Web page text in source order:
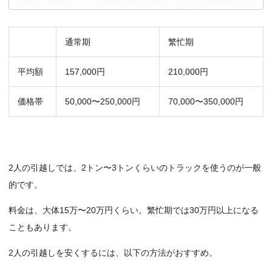
通常期 繁忙期
平均額 157,000円 210,000円
価格帯 50,000〜250,000円 70,000〜350,000円
2人の引越しでは、2トン〜3トンくらいのトラックを使うのが一般
的です。
料金は、大体15万〜20万円くらい。繁忙期では30万円以上になる
こともあります。
2人の引越しを安くするには、以下の方法がおすすめ。